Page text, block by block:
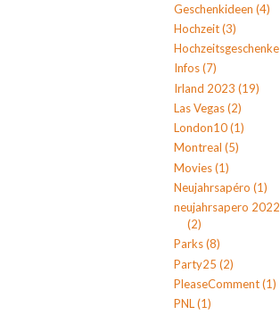
Geschenkideen (4)
Hochzeit(3)
Hochzeitsgeschenke
Infos(7)
Irland 2023 (19)
Las Vegas(2)
London10(1)
Montreal (5)
Movies(1)
Neujahrsapéro (1)
neujahrsapero
(2)
Parks(8)
Party25 (2)
PleaseComment(1)
PNL(1)